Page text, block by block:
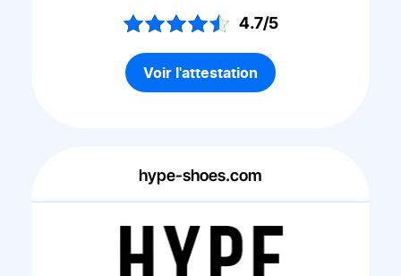
4.7/5
Voir l'attestation
hype-shoes.com